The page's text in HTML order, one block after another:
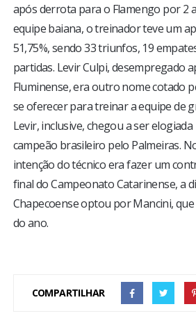
após derrota para o Flamengo por 2
equipe baiana, o treinador teve um
51,75%, sendo 33 triunfos, 19
partidas. Levir Culpi, desempregado
Fluminense, era outro nome cotado
se oferecer para treinar a equipe de
Levir, inclusive, chegou a ser elogiada
campeão brasileiro pelo Palmeiras.
intenção do técnico era fazer um
final do Campeonato Catarinense, a
Chapecoense optou por Mancini,
do ano.
COMPARTILHAR